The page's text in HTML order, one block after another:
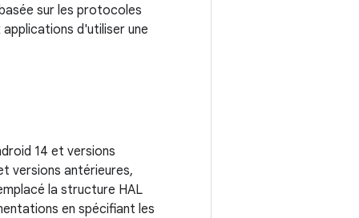
sur les protocoles
applications d'utiliser une
14 et versions
versions antérieures,
la structure HAL
en spécifiant les